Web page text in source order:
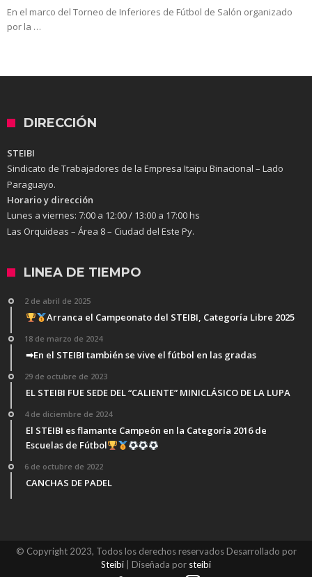
En el marco del Torneo de Inferiores de Fútbol de Salón organizado
por la …
DIRECCIÓN
STEIBI
Sindicato de Trabajadores de la Empresa Itaipu Binacional – Lado
Paraguayo.
Horario y dirección
Lunes a viernes: 7:00 a 12:00 / 13:00 a 17:00 hs
Las Orquideas – Área 8 – Ciudad del Este Py.
LINEA DE TIEMPO
2 de abril de 2025
Arranca el Campeonato del STEIBI, Categoría Libre 2025
18 de marzo de 2024
➡En el STEIBI también se vive el fútbol en las gradas
29 de octubre de 2023
EL STEIBI FUE SEDE DEL “CALIENTE” MINICLÁSICO DE LA LUPA
4 de diciembre de 2024
El STEIBI es flamante Campeón en la Categoría 2016 de
Escuelas de Fútbol
6 de octubre de 2022
CANCHAS DE PADEL
© Copyright 2023, Todos los derechos reservados Desarrollado por
Steibi | Diseñada por steibi